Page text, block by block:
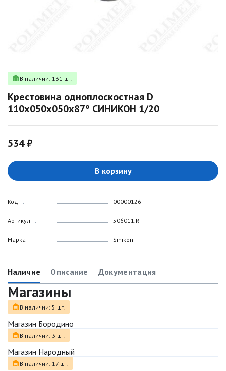
В наличии: 131 шт.
Крестовина одноплоскостная D
110х050х050х87° СИНИКОН 1/20
534 ₽
В корзину
Код
Артикул
Марка
00000126
506011.R
Sinikon
Наличие Описание Документация
Магазины
В наличии: 5 шт.
Магазин Бородино
В наличии: 3 шт.
Магазин Народный
В наличии: 17 шт.